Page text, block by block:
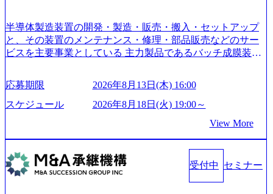
着けたい方でも幅広に経験を積みたい方でも、キャリア形
成が柔軟に可能な環境である。 https://storage.googleapis.com/
our-vision-production.appspot.com/public/images/20240925204135
_93b1bff3-f71c-4bc9-8bd9-72a8a4826007_1200x554.webp https://
mages/20250502152751_46c65543-87ef-4e86-a85a-8649e1c532f9
_956x512.webp https://storage.googleapis.com/our-vision-producti
on.appspot.com/public/images/20250502152804_ba6aaa1a-9ffc-4f
m/our-vision-production.appspot.com/public/images/202505021528
ンプレクス社は、FinTech領域に強みを持つITコンサルティ
ング会社で、NRI、NTTDATAと同じく世界のFinTech Ranki
ngsTop 100企業にも選出されている。ITコンサルティング、
半導体製造装置の開発・製造・販売・搬入・セットアップ
と、その装置のメンテナンス・修理・部品販売などのサー
ビスを主要事業としている 主力製品であるバッチ成膜装置
世界トップクラスのシェアを有している 技術と対話を通じ
て未来を創造し、社会課題の解決に貢献することを目指し
ている Mission:私たちの技術/私たちの対話 Vision:夢を未来
話 IoT社会の浸透、AIの加速等により半導体需要は世界中で
急伸長しており、それに伴い半導体製造装置の需要も伸長
中 https://storage.googleapis.com/our-vision-production.appspot.co
m/public/images/20260224131045_0fee4978-bb25-43a7-a367-542
6b95cd599_1200x543.webp https://storage.googleapis.com/our-visi
応募期限
2026年8月13日(木) 16:00
スケジュール
2026年8月18日(火) 19:00～
View More
受付中 セミナー